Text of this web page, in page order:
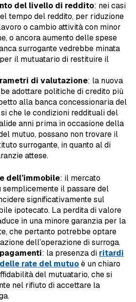
del livello di reddito: nei casi
tempo del reddito, per riduzione
o cambio attività con minor
o ancora aumento delle spese
surrogante vedrebbe minata
il mutuatario di restituire il
di valutazione: la nuova
adottare politiche di credito più
alla banca concessionaria del
che le condizioni reddituali del
anni prima in occasione della
mutuo, possano non trovare il
surrogante, in quanto al di
attese.
dell’immobile: il mercato
semplicemente il passare del
significativamente sul
ipotecato. La perdita di valore
in una minore garanzia per la
che pertanto potrebbe optare
dell’operazione di surroga.
: la presenza di ritardi
rate del mutuoè un chiaro
del mutuatario, che si
nel rifiuto di accettare la